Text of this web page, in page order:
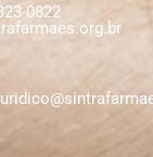
0822